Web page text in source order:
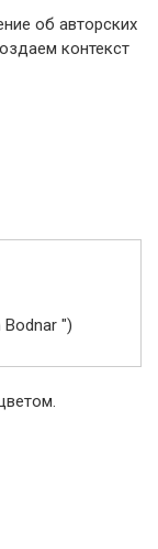
об авторских
контекст
Bodnar ")